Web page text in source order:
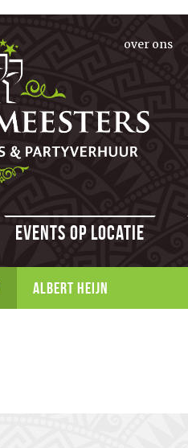
over ons
Events op locatie
ALBERT HEIJN